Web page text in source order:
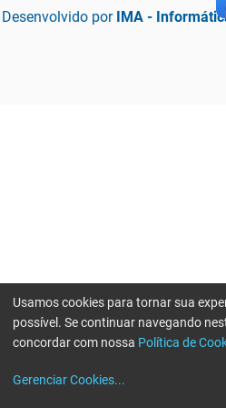
Desenvolvido por IMA -
Usamos cookies para tornar sua
possível. Se continuar navegando
concordar com nossa Política de
Gerenciar Cookies...
Erro ao enviar informações, por